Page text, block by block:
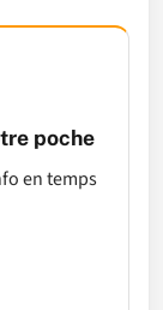
poche
en temps